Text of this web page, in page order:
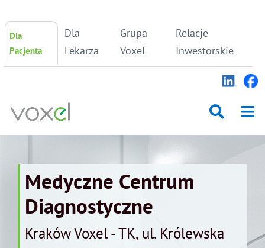
Skip
content
Dla
Pacjenta
Dla
Lekarza
Grupa
Voxel
Relacje
Inwestorskie
Medyczne Centrum
Diagnostyczne
Kraków Voxel - TK, ul. Królewska